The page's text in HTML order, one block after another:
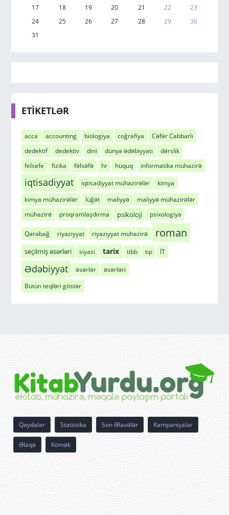
17
18 19 20 21 22
23
24
25 26 27 28 29
30
31
ETİKETLƏR
acca accounting biologiya coğrafiya
Cəfər Cabbarlı
dedektif
dedektiv dini dünya ədəbiyyatı
dərslik
felsefe
fizika fəlsəfə hr hüquq informatika mühazirə
iqtisadiyyat iqtisadiyyat mühazirələr
kimya
kimya mühazirələr
lüğət maliyyə
maliyyə mühazirələr
mühazirə
proqramlaşdırma psikoloji psixologiya
Qarabağ riyaziyyat riyaziyyat mühazirə roman
seçilmiş əsərləri siyasi tarix tibb tıp İT
Ədəbiyyat əsərlər
əsərləri
Bütün teqləri göstər
Qaydalar Statistika Son Əlavələr Kampaniyalar
Əlaqə Kömək